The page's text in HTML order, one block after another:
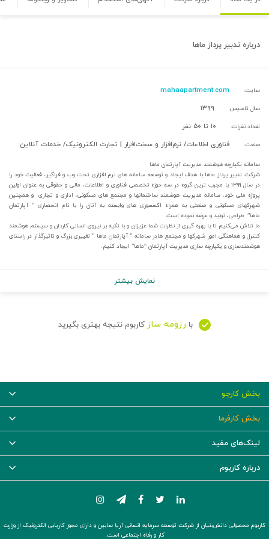
درباره تدبیر پرداز ماها
سایت: mahaapartment.com
سال تاسیس: ۱۳۹۹
تعداد نفرات: ۱۰ تا ۵۰ نفر
صنعت: فناوری اطلاعات/ نرم‌افزار و سخت‌افزار | تجارت الکترونیک/ خدمات آنلاین
سامانه یکپارچه هوشمند مدیریت آپارتمان ماها
شرکت تدبیر پرداز ماها با هدف ایجاد و توسعه سامانه های نرم افزاری تحت وب و فراگیر، فعالیت خود را
در سال ۱۳۹۹ با مجرب ترین گروه در سه حوزه تخصصی فناوری و اطلاعات، مالی و حقوقی به عنوان اولین
پروژه ملی خود، سامانه مدیریت هوشمند ساختمانها و مجتمع های مسکونی، اداری و تجاری و همچنین
شهرکهای مسکونی و صنعتی به همراه اکسسوری های وابسته به آنان را با نام انحصاری ” آپارتمان
ماها” طراحی، تولید و عرضه نموده است.
ما تلاش می‌کنیم تا با بهره گیری از نظرات شما عزیزان و با تکیه بر نیروی انسانی کاردان و سیستم هوشمند
کنترل و هماهنگی امور شهرکها و مجتمع هادر سامانه ” آپارتمان ماها ” تغییری بزرگ و تاثیرگذار در راستای
هوشمندسازی و یکپارچه سازی مدیریت آپارتمان “ماها” ایجاد کنیم.
نمایش بیشتر
با رزومه ساز کاربوم نتیجه بهتری بگیرید
بخش کارجو
بخش کارفرما
لینک‌های مفید
درباره کاربوم
کاربوم محصولی دانش‌بنیان از شرکت توسعه سرمایه انسانی آریا سابین و دارای مجوز کاریابی الکترونیک از وزارت
کار و رفاه اجتماعی است.